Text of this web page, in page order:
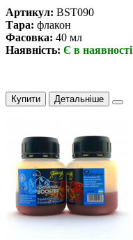
Артикул: BST090
Тара: флакон
Фасовка: 40 мл
Наявність: Є в наявності
Купити Детальніше